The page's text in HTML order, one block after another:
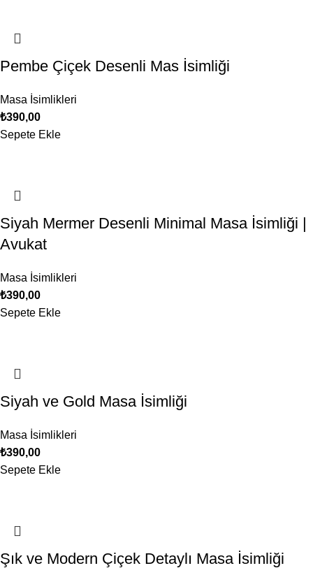
Pembe Çiçek Desenli Mas İsimliği
Masa İsimlikleri
₺390,00
Sepete Ekle
Siyah Mermer Desenli Minimal Masa İsimliği |
Avukat
Masa İsimlikleri
₺390,00
Sepete Ekle
Siyah ve Gold Masa İsimliği
Masa İsimlikleri
₺390,00
Sepete Ekle
Şık ve Modern Çiçek Detaylı Masa İsimliği